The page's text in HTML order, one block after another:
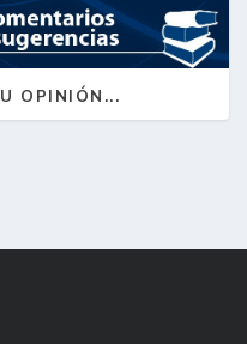
OPINIÓN...